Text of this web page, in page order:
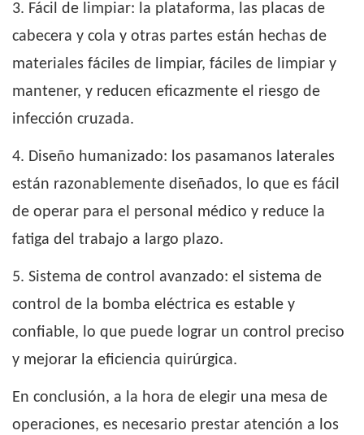
3. Fácil de limpiar: la plataforma, las placas de
cabecera y cola y otras partes están hechas de
materiales fáciles de limpiar, fáciles de limpiar y
mantener, y reducen eficazmente el riesgo de
infección cruzada.
4. Diseño humanizado: los pasamanos laterales
están razonablemente diseñados, lo que es fácil
de operar para el personal médico y reduce la
fatiga del trabajo a largo plazo.
5. Sistema de control avanzado: el sistema de
control de la bomba eléctrica es estable y
confiable, lo que puede lograr un control preciso
y mejorar la eficiencia quirúrgica.
En conclusión, a la hora de elegir una mesa de
operaciones, es necesario prestar atención a los